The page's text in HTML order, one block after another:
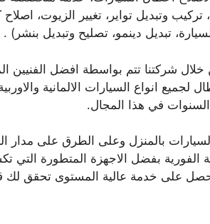
تركيب وتبديل تواير، تغيير الزيوت،
تبديل دينمو، تصليح وتبديل بنشر) .
شركتنا تتم بواسطة افضل الفنيين
لجميع انواع السيارات الالمانية
في هذا المجال.
بالمنزل وعلى الطرق على
الفورية بفضل الاجهزة المتطورة
على خدمة عالية المستوى تحقق لك